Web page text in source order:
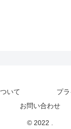
いて
プ
お問い合わせ
© 2022 .